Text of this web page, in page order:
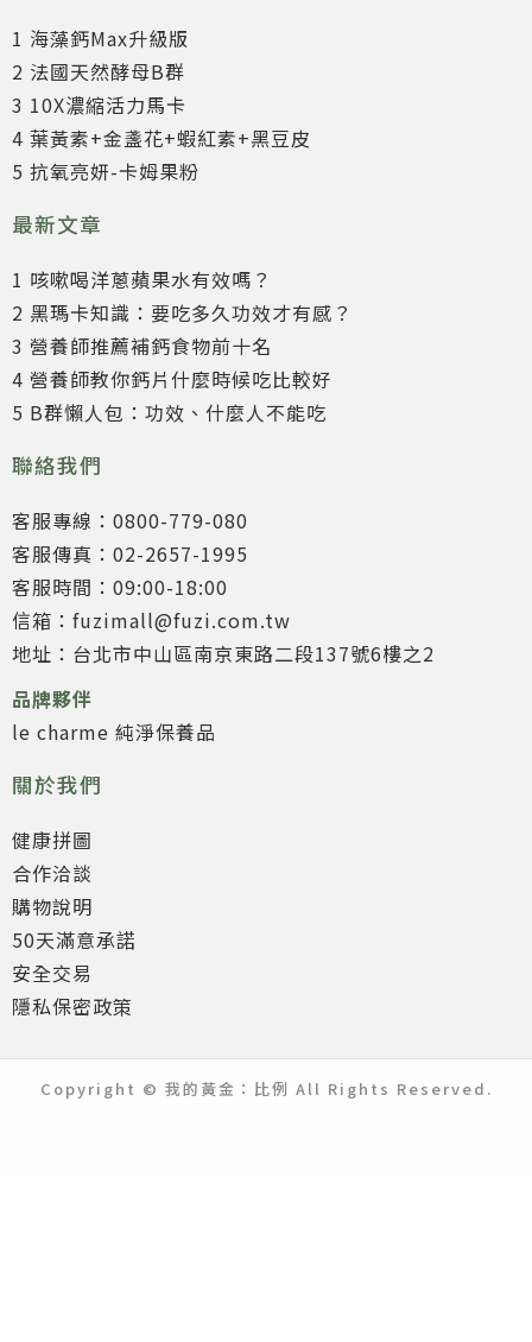
1 海藻鈣Max升級版
2 法國天然酵母B群
3 10X濃縮活力馬卡
4 葉黃素+金盞花+蝦紅素+黑豆皮
5 抗氧亮妍-卡姆果粉
最新文章
1 咳嗽喝洋蔥蘋果水有效嗎？
2 黑瑪卡知識：要吃多久功效才有感？
3 營養師推薦補鈣食物前十名
4 營養師教你鈣片什麼時候吃比較好
5 B群懶人包：功效、什麼人不能吃
聯絡我們
客服專線：0800-779-080
客服傳真：02-2657-1995
客服時間：09:00-18:00
信箱：fuzimall@fuzi.com.tw
地址：台北市中山區南京東路二段137號6樓之2
品牌夥伴
le charme 純淨保養品
關於我們
健康拼圖
合作洽談
購物說明
50天滿意承諾
安全交易
隱私保密政策
Copyright © 我的黃金：比例 All Rights Reserved.